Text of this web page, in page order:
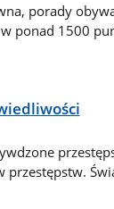
porady
ponad 1500
przestępstw.